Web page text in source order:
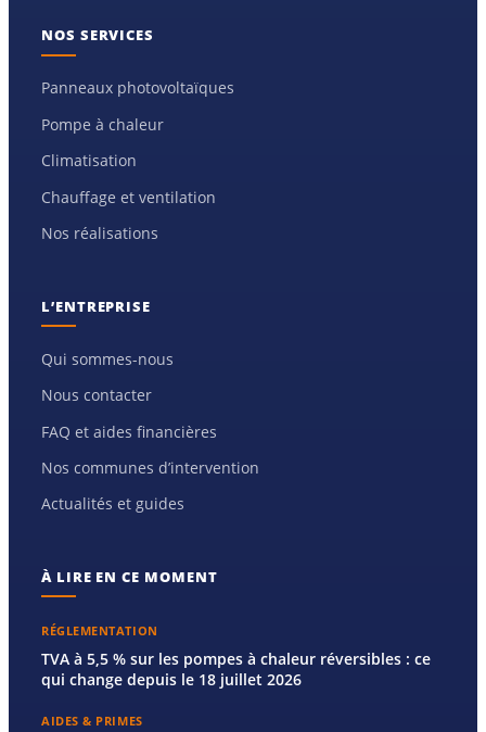
NOS SERVICES
Panneaux photovoltaïques
Pompe à chaleur
Climatisation
Chauffage et ventilation
Nos réalisations
L’ENTREPRISE
Qui sommes-nous
Nous contacter
FAQ et aides financières
Nos communes d’intervention
Actualités et guides
À LIRE EN CE MOMENT
RÉGLEMENTATION
TVA à 5,5 % sur les pompes à chaleur réversibles : ce
qui change depuis le 18 juillet 2026
AIDES & PRIMES